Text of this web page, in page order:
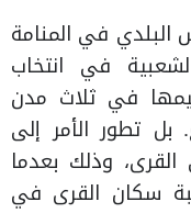
البلدي في المنامة
في انتخاب
في ثلاث مدن
بل تطور الأمر إلى
وذلك بعدما
سكان القرى في